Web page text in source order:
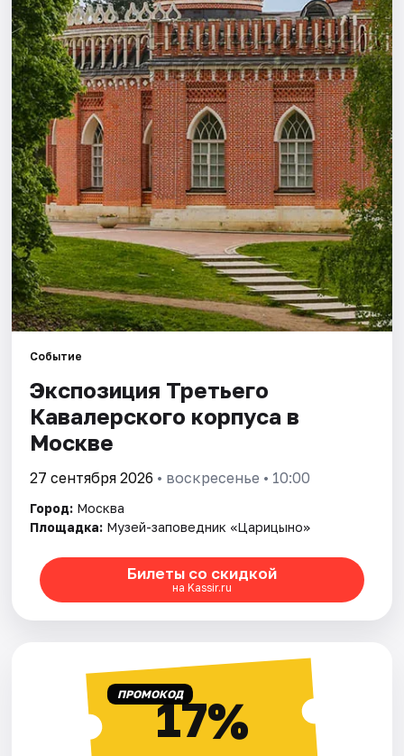
Города
Площадки
Артисты
Рейтинги
Событие
Экспозиция Третьего
Кавалерского корпуса в
Москве
27 сентября 2026 • воскресенье • 10:00
Город: Москва
Площадка: Музей-заповедник «Царицыно»
Билеты со скидкой
на Kassir.ru
ПРОМОКОД17%